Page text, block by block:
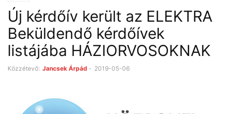
Új kérdőív került az ELEKTRA
Beküldendő kérdőívek
listájába HÁZIORVOSOKNAK
Közzétevő: Jancsek Árpád - 2019-05-06